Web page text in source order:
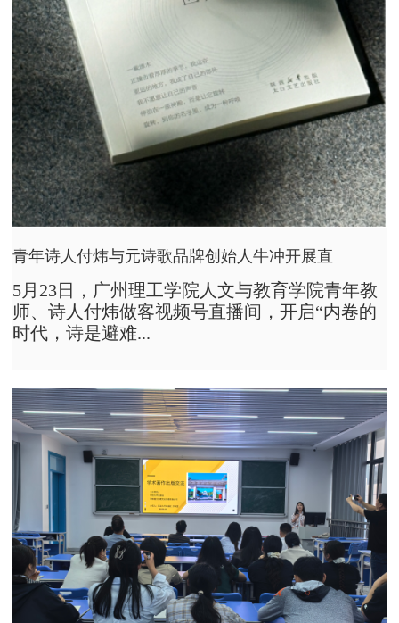
青年诗人付炜与元诗歌品牌创始人牛冲开展直
5月23日，广州理工学院人文与教育学院青年教
师、诗人付炜做客视频号直播间，开启“内卷的
时代，诗是避难...